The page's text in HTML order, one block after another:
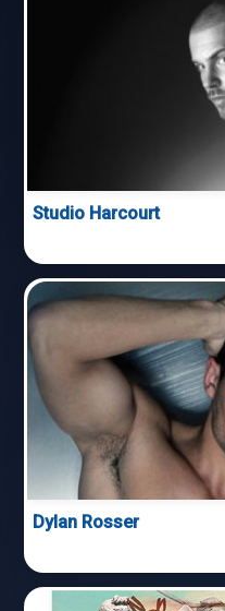
Studio Harcourt
Dylan Rosser